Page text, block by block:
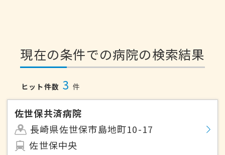
現在の条件での病院の検索結果
ヒット件数 3 件
佐世保共済病院
長崎県佐世保市島地町10-17
佐世保中央